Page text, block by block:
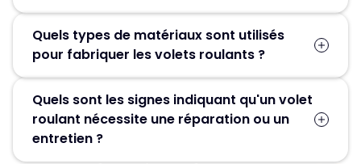
Quels types de matériaux sont utilisés
pour fabriquer les volets roulants ?
partir de différents matériaux tels que le PVC,
l'aluminium ou encore le bois. Chaque
matériau présente des caractéristiques
Quels sont les signes indiquant qu'un volet
roulant nécessite une réparation ou un
entretien ?